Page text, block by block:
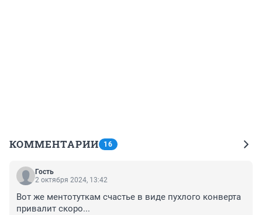
КОММЕНТАРИИ 16
Гость
2 октября 2024, 13:42
Вот же ментотуткам счастье в виде пухлого конверта
привалит скоро...